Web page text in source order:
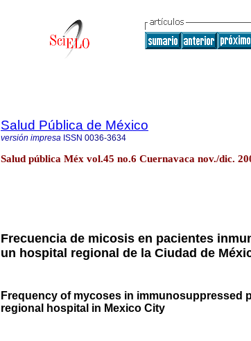
Salud Pública de México
versión impresa ISSN 0036-3634
Salud pública Méx vol.45 no.6 Cuernavaca nov./dic.
Frecuencia de micosis en pacientes
un hospital regional de la Ciudad de
Frequency of mycoses in immunosuppressed
regional hospital in Mexico City